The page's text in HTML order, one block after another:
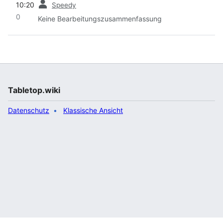
10:20 Speedy
0 Keine Bearbeitungszusammenfassung
Tabletop.wiki
Datenschutz Klassische Ansicht